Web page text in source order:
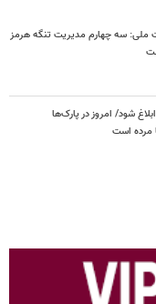
ملی: سه‌ چهارم مدیریت تنگه هرمز
شود/ امروز در پارک‌ها
مرده است